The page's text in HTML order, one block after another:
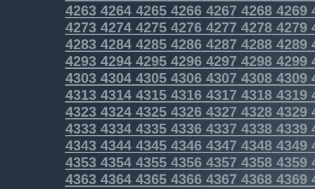
4263426442654266426742684269
4273427442754276427742784279
4283428442854286428742884289
4293429442954296429742984299
4303430443054306430743084309
43134314431543164317 43184319
43234324432543264327 43284329
43334334433543364337 43384339
4343434443454346434743484349
4353435443554356435743584359
43634364436543664367 43684369